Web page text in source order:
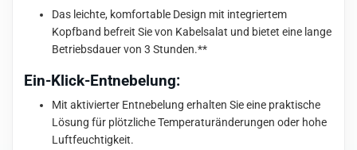
Das leichte, komfortable Design mit integriertem
Kopfband befreit Sie von Kabelsalat und bietet eine lange
Betriebsdauer von 3 Stunden.**
Ein-Klick-Entnebelung:
Mit aktivierter Entnebelung erhalten Sie eine praktische
Lösung für plötzliche Temperaturänderungen oder hohe
Luftfeuchtigkeit.